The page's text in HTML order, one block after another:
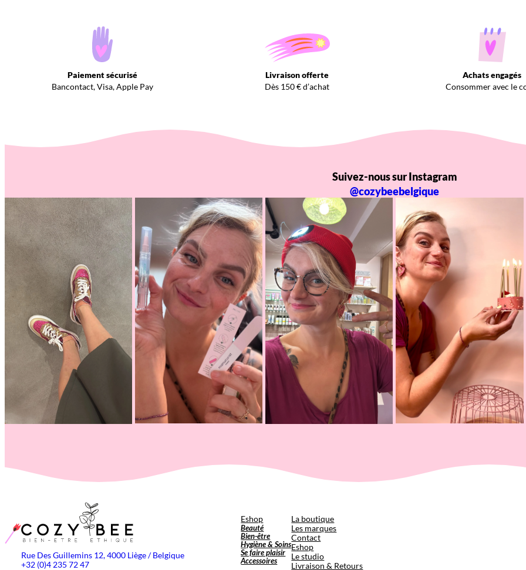
Paiement sécurisé
Bancontact, Visa, Apple Pay
Livraison offerte
Dès 150 € d’achat
Achats engagés
Consommer avec le
Suivez-nous sur Instagram
@cozybeebelgique
Rue Des Guillemins 12, 4000 Liège / Belgique
+32 (0)4 235 72 47
Eshop
Beauté
Bien-être
Hygiène & Soins
Se faire plaisir
Accessoires
La boutique
Les marques
Contact
Eshop
Le studio
Livraison & Retours